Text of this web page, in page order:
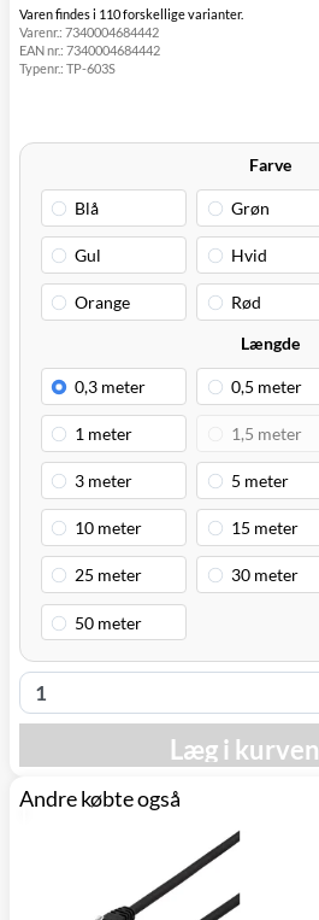
GLS Erhverv
49,00 kr.
Click&Collect i
Svenstrup
(9230)
Varen findes i 110 forskellige varianter.
Varenr.: 7340004684442
EAN nr.: 7340004684442
Typenr.: TP-603S
Farve
Længde
Læg i kurven
Andre købte også